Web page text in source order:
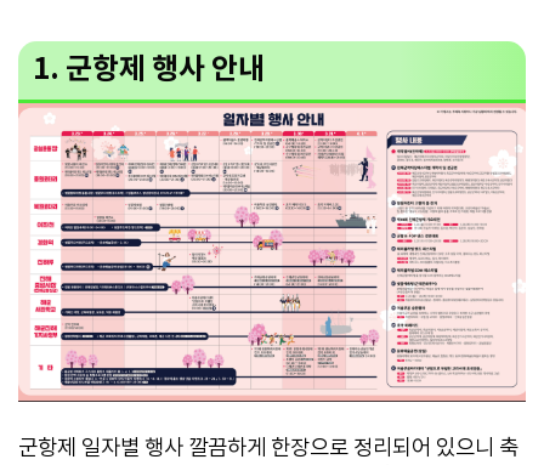
1. 군항제 행사 안내
군항제 일자별 행사 깔끔하게 한장으로 정리되어 있으니 축